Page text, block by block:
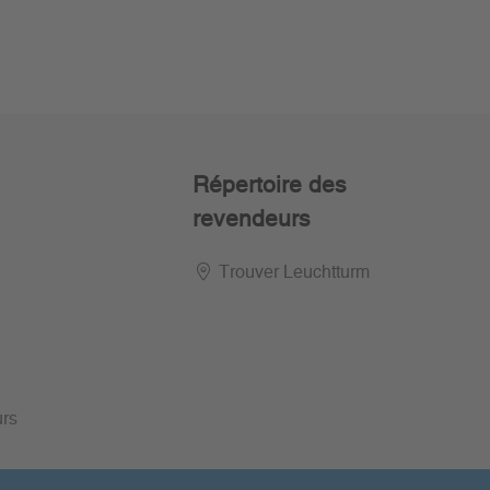
Répertoire des
revendeurs
Trouver Leuchtturm